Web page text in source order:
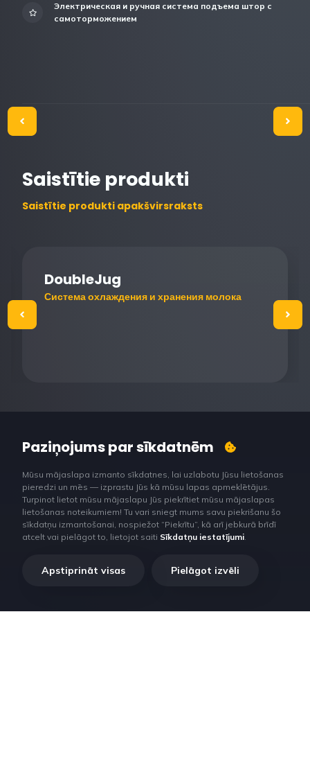
Электрическая и ручная система подъема штор с
самоторможением
Saistītie produkti
Saistītie produkti apakšvirsraksts
DoubleJug
Система охлаждения и хранения молока
Paziņojums par sīkdatnēm
Mūsu mājaslapa izmanto sīkdatnes, lai uzlabotu Jūsu lietošanas
pieredzi un mēs — izprastu Jūs kā mūsu lapas apmeklētājus.
Turpinot lietot mūsu mājaslapu Jūs piekrītiet mūsu mājaslapas
lietošanas noteikumiem! Tu vari sniegt mums savu piekrišanu šo
sīkdatņu izmantošanai, nospiežot “Piekrītu”, kā arī jebkurā brīdī
atcelt vai pielāgot to, lietojot saiti Sīkdatņu iestatījumi.
Apstiprināt visas Pielāgot izvēli